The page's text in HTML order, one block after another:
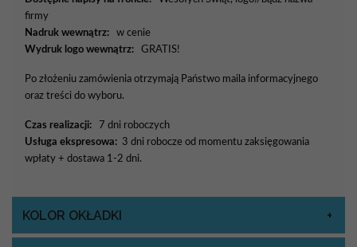
firmy
Nadruk wewnątrz: w cenie
Wydruk logo wewnątrz: GRATIS!
Po złożeniu zamówienia otrzymają Państwo maila informacyjnego
oraz treści do wyboru.
Czas realizacji: 7 dni roboczych
Usługa ekspresowa: 3 dni robocze od momentu zaksięgowania
wpłaty + dostawa 1-2 dni.
KOLOR OKŁADKI